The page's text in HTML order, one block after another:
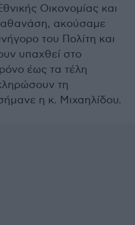
Οικονομίας και
ακούσαμε
του Πολίτη και
υπαχθεί στο
έως τα τέλη
τη
η κ. Μιχαηλίδου.